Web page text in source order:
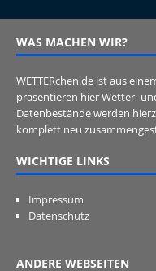
WAS MACHEN WIR?
WETTERchen.de ist aus
präsentieren hier Wetter-
Datenbestände werden
komplett neu
WICHTIGE LINKS
Impressum
Datenschutz
ANDERE WEBSEITEN